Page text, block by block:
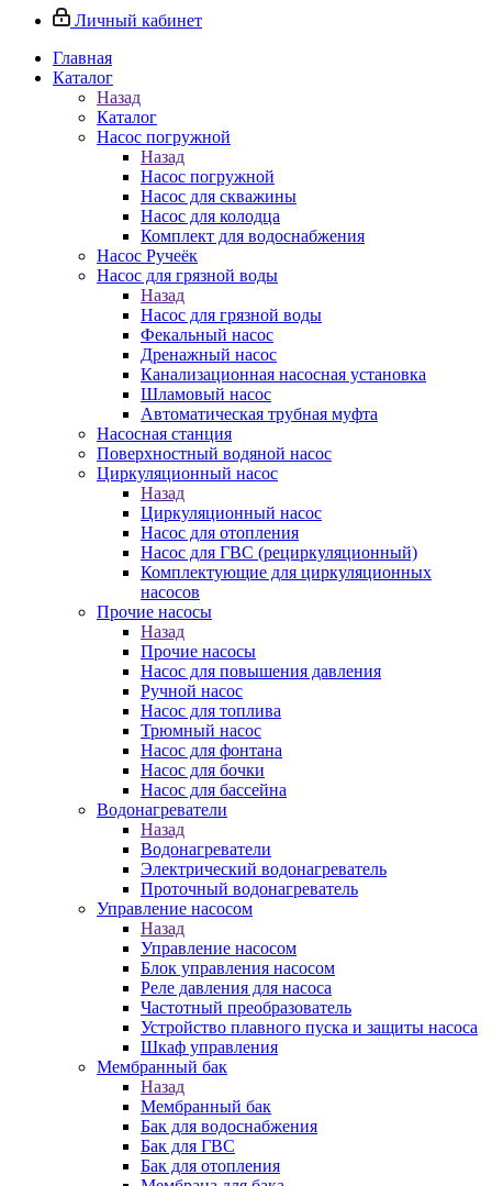
Личный кабинет
Главная
Каталог
Назад
Каталог
Насос погружной
Назад
Насос погружной
Насос для скважины
Насос для колодца
Комплект для водоснабжения
Насос Ручеёк
Насос для грязной воды
Назад
Насос для грязной воды
Фекальный насос
Дренажный насос
Канализационная насосная установка
Шламовый насос
Автоматическая трубная муфта
Насосная станция
Поверхностный водяной насос
Циркуляционный насос
Назад
Циркуляционный насос
Насос для отопления
Насос для ГВС (рециркуляционный)
Комплектующие для циркуляционных
насосов
Прочие насосы
Назад
Прочие насосы
Насос для повышения давления
Ручной насос
Насос для топлива
Трюмный насос
Насос для фонтана
Насос для бочки
Насос для бассейна
Водонагреватели
Назад
Водонагреватели
Электрический водонагреватель
Проточный водонагреватель
Управление насосом
Назад
Управление насосом
Блок управления насосом
Реле давления для насоса
Частотный преобразователь
Устройство плавного пуска и защиты насоса
Шкаф управления
Мембранный бак
Назад
Мембранный бак
Бак для водоснабжения
Бак для ГВС
Бак для отопления